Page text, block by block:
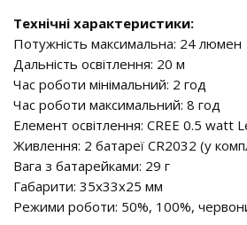
Технічні характеристики:
Потужність максимальна: 24 люмен
Дальність освітлення: 20 м
Час роботи мінімальний: 2 год
Час роботи максимальний: 8 год
Елемент освітлення: CREE 0.5 watt
Живлення: 2 батареї СR2032 (у
Вага з батарейками: 29 г
Габарити: 35х33х25 мм
Режими роботи: 50%, 100%,